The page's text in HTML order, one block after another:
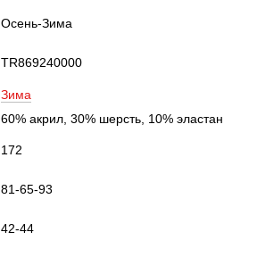
Осень-Зима
TR869240000
Зима
60% акрил, 30% шерсть, 10% эластан
172
81-65-93
42-44